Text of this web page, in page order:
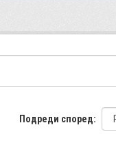
Подреди според